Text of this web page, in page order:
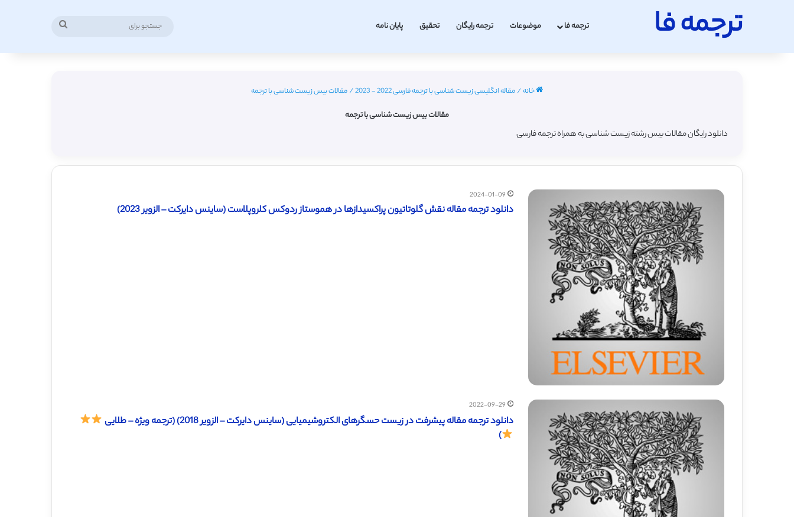
ترجمه فا ترجمه فا موضوعات ترجمه رایگان تحقیق پایان نامه
خانه/مقاله انگلیسی زیست شناسی با ترجمه فارسی 2022 - 2023 /مقالات بیس زیست شناسی با ترجمه
مقالات بیس زیست شناسی با ترجمه
دانلود رایگان مقالات بیس رشته زیست شناسی به همراه ترجمه فارسی
2024-01-09
دانلود ترجمه مقاله نقش گلوتاتیون پراکسیدازها در هموستاز ردوکس کلروپلاست (ساینس دایرکت – الزویر 2023)
2022-09-29
دانلود ترجمه مقاله پیشرفت در زیست حسگرهای الکتروشیمیایی (ساینس دایرکت – الزویر 2018) (ترجمه ویژه – طلایی
)